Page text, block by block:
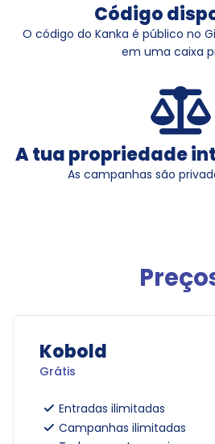
Código
O código do Kanka é público no
em uma caixa
A tua propriedade
As campanhas são
Kobold
Grátis
Entradas ilimitadas
Campanhas ilimitadas